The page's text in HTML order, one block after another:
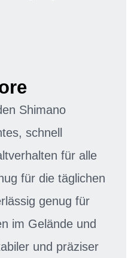
Shimano
schnell
für alle
für die täglichen
genug für
im Gelände und
und präziser